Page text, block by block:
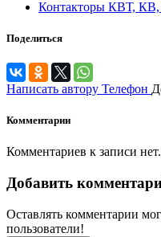
Контакторы КВТ,
Поделиться
Написать автору Телефон
Комментарии
Комментариев к записи
Добавить
Оставлять комментарии
пользователи!